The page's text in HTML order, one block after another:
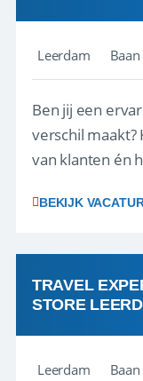
Leerdam Baan
Ben jij een
verschil maakt?
van klanten én
(onderdeel van
team het
BEKIJK
TRAVEL
STORE
Leerdam Baan